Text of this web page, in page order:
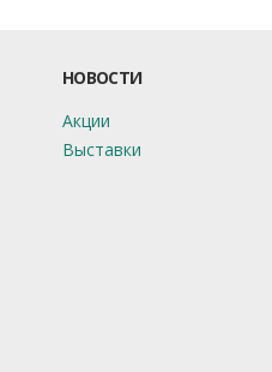
НОВОСТИ
Акции
Выставки